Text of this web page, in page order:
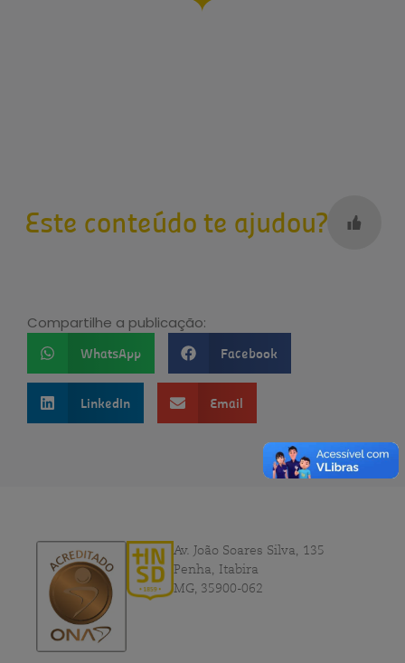
Este conteúdo te ajudou?
Compartilhe a publicação:
WhatsApp Facebook
LinkedIn Email
Av. João Soares Silva, 135
Penha, Itabira
MG, 35900-062